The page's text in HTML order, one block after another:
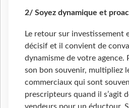
2/ Soyez dynamique et
Le retour sur investissement
décisif et il convient de
dynamisme de votre agence.
son bon souvenir, multipliez
commerciaux qui sont
prescripteurs quand il s’agit